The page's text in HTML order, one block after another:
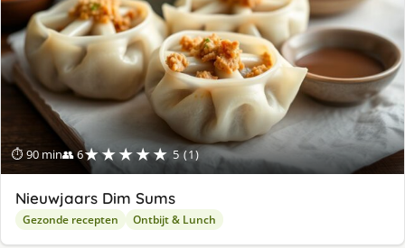
⏱ 90 min👥 6★★★★★ 5 (1)
Nieuwjaars Dim Sums
Gezonde recepten Ontbijt & Lunch